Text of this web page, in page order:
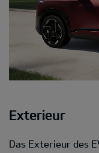
Exterieur
Das Exterieur des